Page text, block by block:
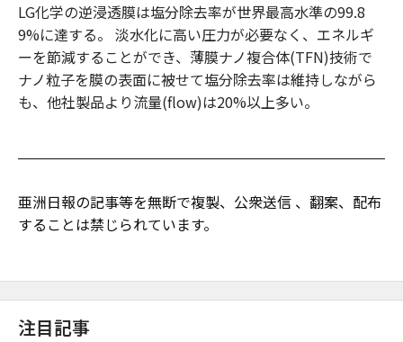
LG化学の逆浸透膜は塩分除去率が世界最高水準の99.8
9%に達する。 淡水化に高い圧力が必要なく、エネルギ
ーを節減することができ、薄膜ナノ複合体(TFN)技術で
ナノ粒子を膜の表面に被せて塩分除去率は維持しながら
も、他社製品より流量(flow)は20%以上多い。
亜洲日報の記事等を無断で複製、公衆送信 、翻案、配布
することは禁じられています。
注目記事